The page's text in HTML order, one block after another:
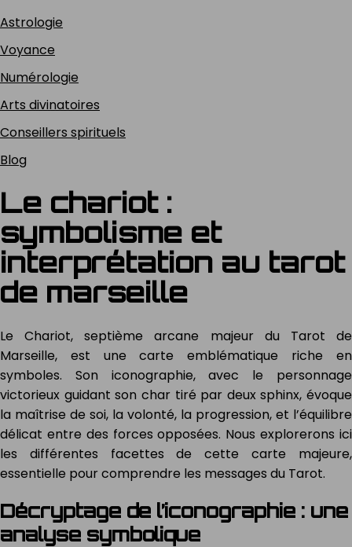
Astrologie
Voyance
Numérologie
Arts divinatoires
Conseillers spirituels
Blog
Le chariot :
symbolisme et
interprétation au tarot
de marseille
Le Chariot, septième arcane majeur du Tarot de
Marseille, est une carte emblématique riche en
symboles. Son iconographie, avec le personnage
victorieux guidant son char tiré par deux sphinx, évoque
la maîtrise de soi, la volonté, la progression, et l’équilibre
délicat entre des forces opposées. Nous explorerons ici
les différentes facettes de cette carte majeure,
essentielle pour comprendre les messages du Tarot.
Décryptage de l’iconographie : une
analyse symbolique